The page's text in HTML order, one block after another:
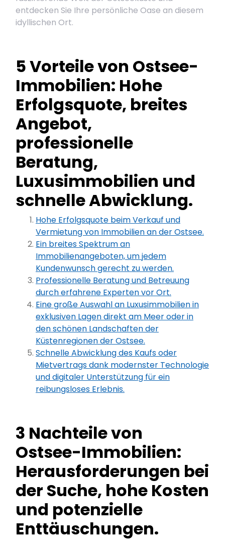
entdecken Sie Ihre persönliche Oase an diesem
idyllischen Ort.
5 Vorteile von Ostsee-
Immobilien: Hohe
Erfolgsquote, breites
Angebot,
professionelle
Beratung,
Luxusimmobilien und
schnelle Abwicklung.
Hohe Erfolgsquote beim Verkauf und
Vermietung von Immobilien an der Ostsee.
Ein breites Spektrum an
Immobilienangeboten, um jedem
Kundenwunsch gerecht zu werden.
Professionelle Beratung und Betreuung
durch erfahrene Experten vor Ort.
Eine große Auswahl an Luxusimmobilien in
exklusiven Lagen direkt am Meer oder in
den schönen Landschaften der
Küstenregionen der Ostsee.
Schnelle Abwicklung des Kaufs oder
Mietvertrags dank modernster Technologie
und digitaler Unterstützung für ein
reibungsloses Erlebnis.
3 Nachteile von
Ostsee-Immobilien:
Herausforderungen bei
der Suche, hohe Kosten
und potenzielle
Enttäuschungen.